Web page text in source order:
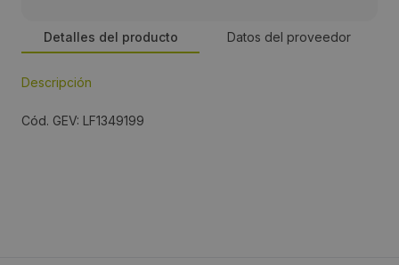
Detalles del producto Datos del proveedor
Descripción
Cód. GEV: LF1349199
José Manuel Romero